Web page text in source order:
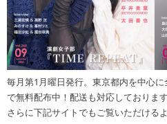
毎月第1月曜日発行。東京都内を中心
で無料配布中！配送も対応しております
さらに下記サイトでもご覧いただける